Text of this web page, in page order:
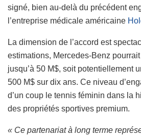
signé, bien au-delà du précédent
l’entreprise médicale américaine
La dimension de l’accord est
estimations, Mercedes-Benz
jusqu’à 50 M$, soit potentiellement
500 M$ sur dix ans. Ce niveau
d’un coup le tennis féminin dans la
des propriétés sportives premium.
« Ce partenariat à long terme